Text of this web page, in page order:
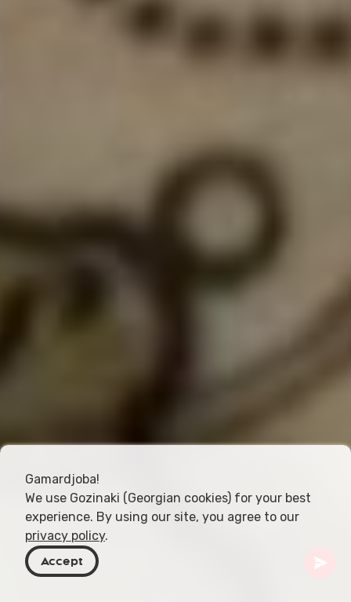
Gamardjoba!
We use Gozinaki (Georgian cookies) for your best
experience. By using our site, you agree to our
privacy policy.
Accept